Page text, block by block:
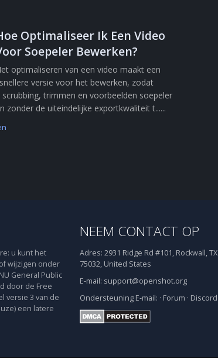
Optimaliseer Ik Een Video
Soepeler Bewerken?
optimaliseren van een video maakt een
versie voor het bewerken, zodat
scrubbing, trimmen en voorbeelden soepeler
zonder de uiteindelijke exportkwaliteit t......
u kunt het
wijzigen onder
General Public
door de Free
versie 3 van de
een latere
NEEM CONTACT OP
Adres: 2931 Ridge Rd #101, Rockwall, TX
75032, United States
E-mail: support@openshot.org
Ondersteuning E-mail: · Forum · Discord